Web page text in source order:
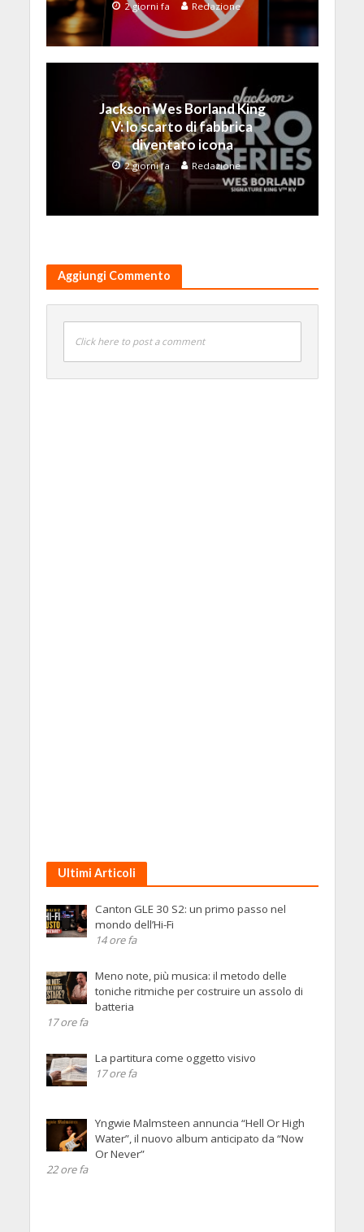
2 giorni fa Redazione
Jackson Wes Borland King
V: lo scarto di fabbrica
diventato icona
2 giorni fa Redazione
Aggiungi Commento
Click here to post a comment
Ultimi Articoli
Canton GLE 30 S2: un primo passo nel
mondo dell’Hi-Fi
14 ore fa
Meno note, più musica: il metodo delle
toniche ritmiche per costruire un assolo di
batteria
17 ore fa
La partitura come oggetto visivo
17 ore fa
Yngwie Malmsteen annuncia “Hell Or High
Water”, il nuovo album anticipato da “Now
Or Never”
22 ore fa